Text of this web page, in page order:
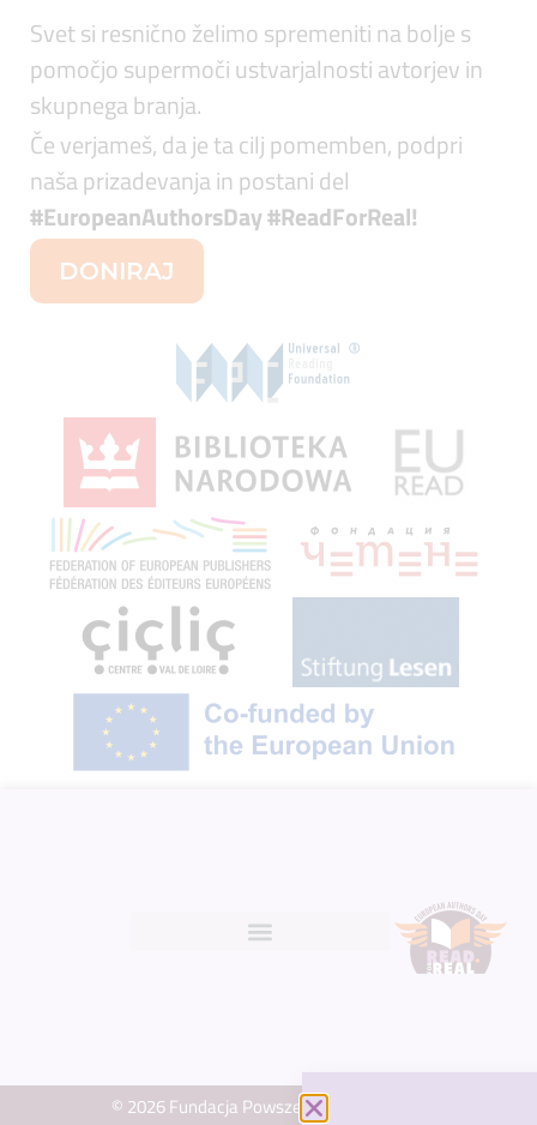
Svet si resnično želimo spremeniti na bolje s
pomočjo supermoči ustvarjalnosti avtorjev in
skupnega branja.
Če verjameš, da je ta cilj pomemben, podpri
naša prizadevanja in postani del
#EuropeanAuthorsDay #ReadForReal!
DONIRAJ
© 2026 Fundacja Powszechnego Czytania